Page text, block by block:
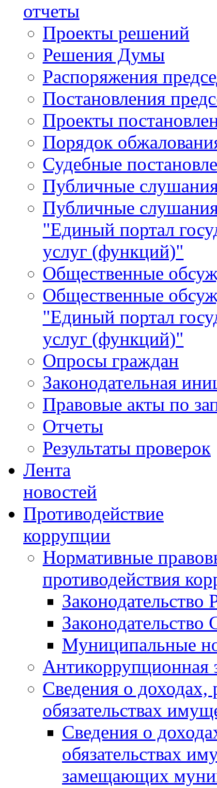
отчеты
Проекты решений
Решения Думы
Распоряжения
Постановления
Проекты
Порядок
Судебные
Публичные
Публичные
"Единый портал
услуг (функций)"
Общественные
Общественные
"Единый портал
услуг (функций)"
Опросы граждан
Законодательная
Правовые акты по
Отчеты
Результаты проверок
Лента
новостей
Противодействие
коррупции
Нормативные
противодействия
Законодательство
Муниципальные
Антикоррупционная
Сведения о доходах,
обязательствах
Сведения о
обязательствах
замещающих